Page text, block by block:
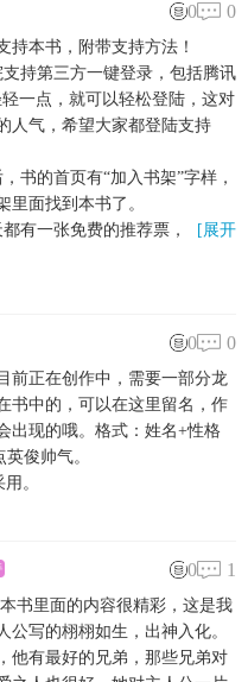
0 0
持本书，附带支持方法！
持第三方一键登录，包括腾讯
一点，就可以轻松登陆，这对
人气，希望大家都登陆支持
的首页有“加入书架”字样，
里面找到本书了。
有一张免费的推荐票，
[展开
0 0
前正在创作中，需要一部分龙
书中的，可以在这里留名，作
出现的哦。格式：姓名+性格
俊帅气。
。
0 1
书里面的内容很精彩，这是我
写的栩栩如生，出神入化。
他有最好的兄弟，那些兄弟对